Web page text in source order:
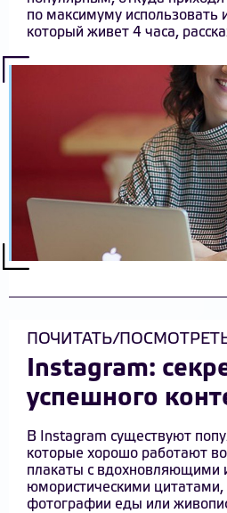
по максимуму использовать
который живет 4 часа,
ПОЧИТАТЬ/
Instagram:
успешного
В Instagram существуют
которые хорошо работают
плакаты с вдохновляющими
юмористическими цитатами,
фотографии еды или